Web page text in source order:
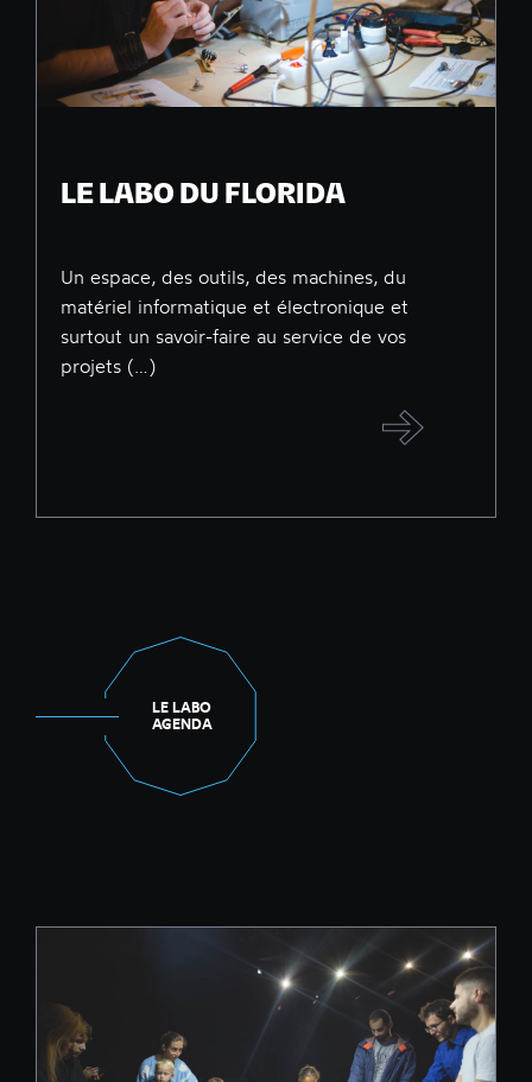
LE LABO DU FLORIDA
Un espace, des outils, des machines, du
matériel informatique et électronique et
surtout un savoir-faire au service de vos
projets (…)
LE LABO
AGENDA